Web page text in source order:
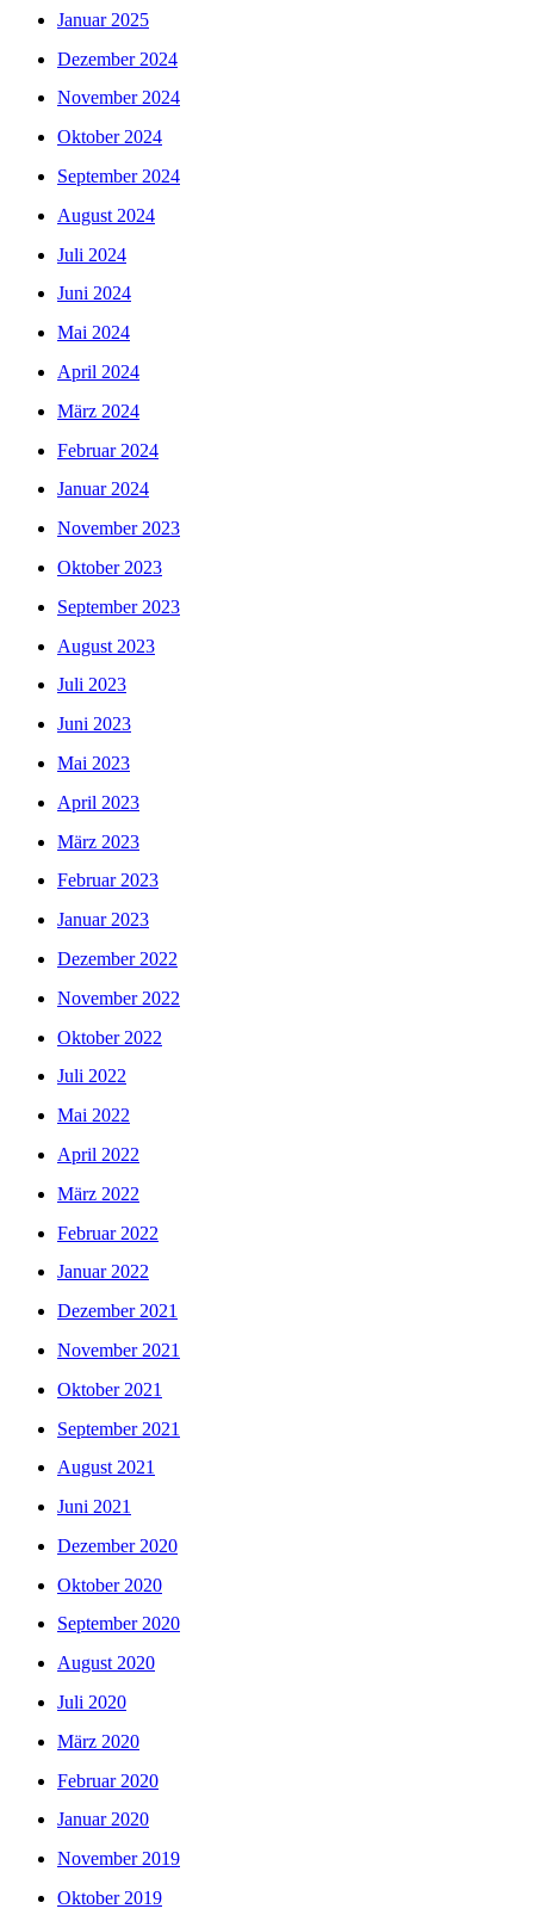
Januar 2025
Dezember 2024
November 2024
Oktober 2024
September 2024
August 2024
Juli 2024
Juni 2024
Mai 2024
April 2024
März 2024
Februar 2024
Januar 2024
November 2023
Oktober 2023
September 2023
August 2023
Juli 2023
Juni 2023
Mai 2023
April 2023
März 2023
Februar 2023
Januar 2023
Dezember 2022
November 2022
Oktober 2022
Juli 2022
Mai 2022
April 2022
März 2022
Februar 2022
Januar 2022
Dezember 2021
November 2021
Oktober 2021
September 2021
August 2021
Juni 2021
Dezember 2020
Oktober 2020
September 2020
August 2020
Juli 2020
März 2020
Februar 2020
Januar 2020
November 2019
Oktober 2019